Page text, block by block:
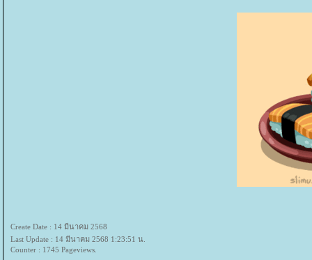
Create Date : 14 มีนาคม 2568
Last Update : 14 มีนาคม 2568 1:23:51 น.
Counter : 1745 Pageviews.